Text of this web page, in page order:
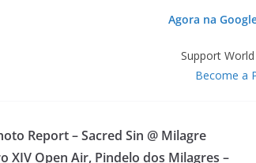
Agora na
Support
Become a
Report – Sacred Sin @ Milagre
XIV Open Air, Pindelo dos Milagres –